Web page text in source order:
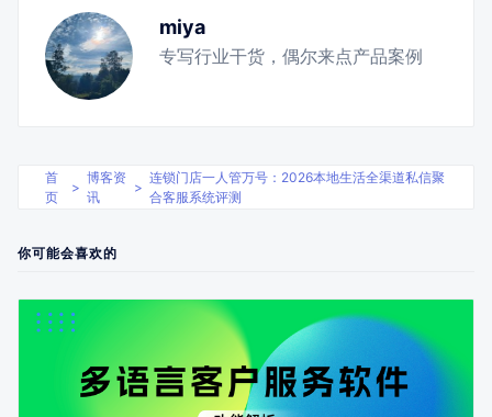
miya
专写行业干货，偶尔来点产品案例
首
页
>
博客资
讯
>
连锁门店一人管万号：2026本地生活全渠道私信聚
合客服系统评测
你可能会喜欢的